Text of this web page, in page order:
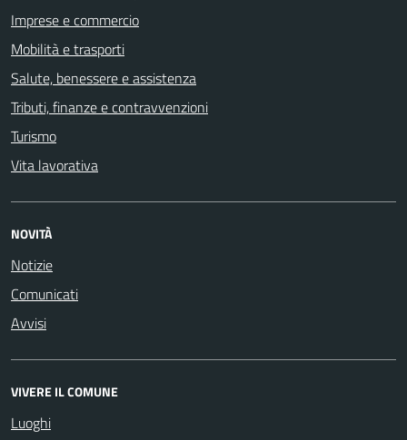
Imprese e commercio
Mobilità e trasporti
Salute, benessere e assistenza
Tributi, finanze e contravvenzioni
Turismo
Vita lavorativa
NOVITÀ
Notizie
Comunicati
Avvisi
VIVERE IL COMUNE
Luoghi